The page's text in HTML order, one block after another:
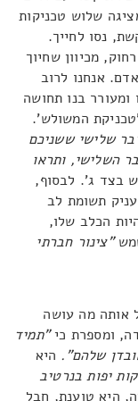
שלוש טכניקות
נסו לחייך.
מכיוון שחיוך
אנחנו לרוב
בנו תחושה
המשולש'.
שלישי ששניכם
השלישי, ותראו
בצד ג'. לבסוף,
תשומת לב
הכלב שלו,
"צינור חברתי
אותה מה עושה
ומספרת כי"תמיד
שלהם". היא
יפות בנרטיב
היא טוענת, חבל